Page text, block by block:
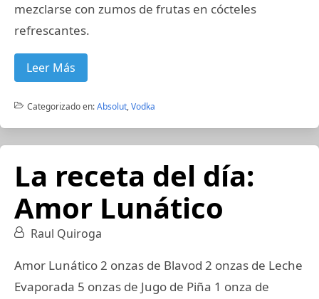
mezclarse con zumos de frutas en cócteles
refrescantes.
Leer Más
Categorizado en:Absolut,Vodka
La receta del día:
Amor Lunático
Raul Quiroga
Amor Lunático 2 onzas de Blavod 2 onzas de Leche
Evaporada 5 onzas de Jugo de Piña 1 onza de